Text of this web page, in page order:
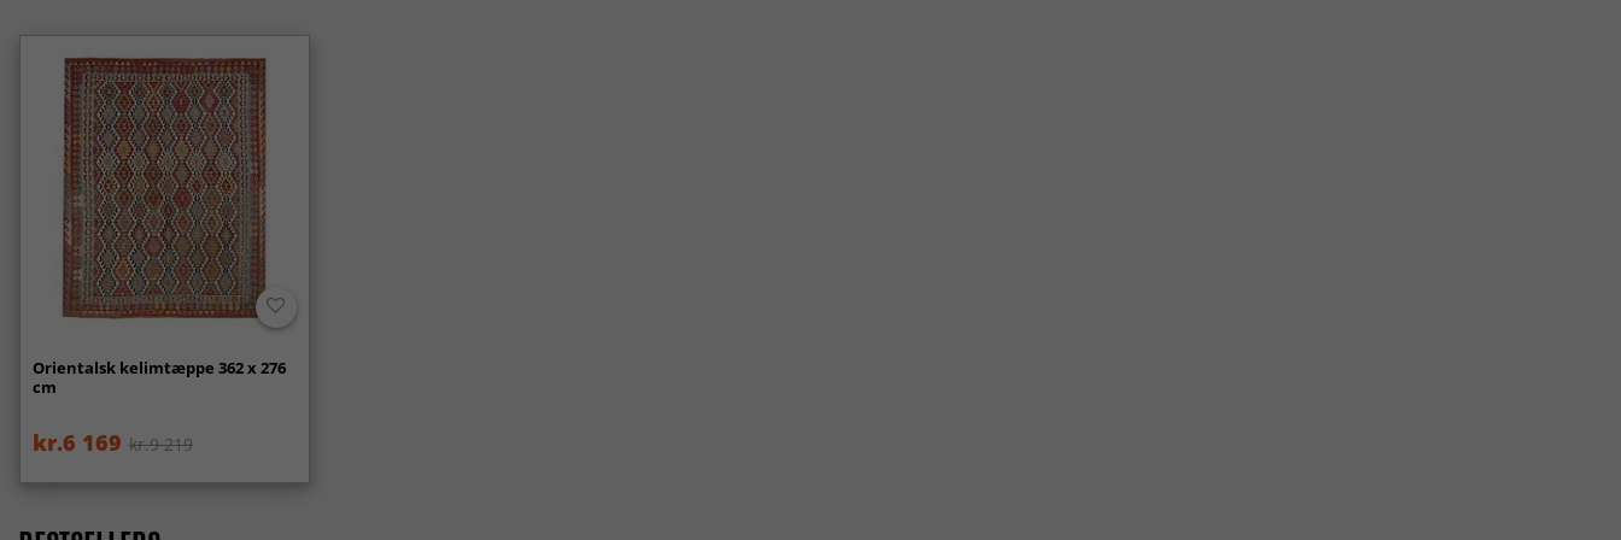
Orientalsk kelimtæppe 362 x 276
cm
kr.6 169 kr.9 219